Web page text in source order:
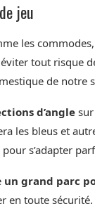
jeu
les
tout risque
de notre
d’angle
les bleus et
s’adapter
un grand parc
toute